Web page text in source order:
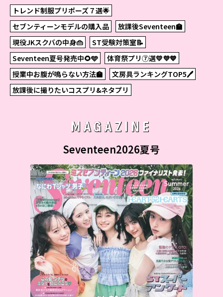
トレンド制服プリポーズ７選🌟
セブンティーンモデルの購入品
放課後Seventeen🏫
現役JKスクバの中身👜
ST受験対策室📝
Seventeen夏号発売中🌻🩵
体育祭プリ⑦選💛💜💙
授業中お腹が鳴らない方法🏫
文房具ランキングTOP5🖊
放課後に撮りたいコスプリ&ネタプリ
MAGAZINE
Seventeen2026夏号